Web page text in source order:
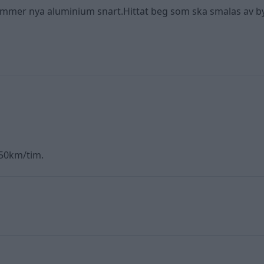
nya aluminium snart.Hittat beg som ska smalas av
tim.